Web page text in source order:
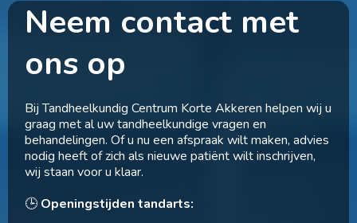
Neem contact met
ons op
Bij Tandheelkundig Centrum Korte Akkeren helpen wij u
graag met al uw tandheelkundige vragen en
behandelingen. Of u nu een afspraak wilt maken, advies
nodig heeft of zich als nieuwe patiënt wilt inschrijven,
wij staan voor u klaar.
🕒 Openingstijden tandarts: